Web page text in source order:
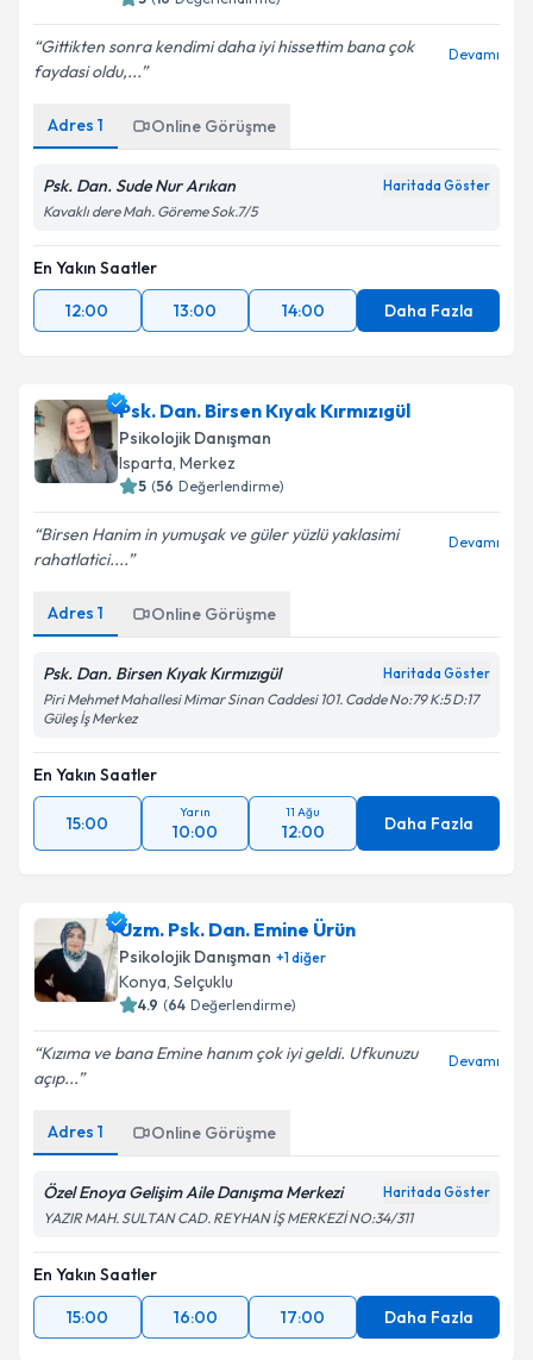
Gittikten sonra kendimi daha iyi hissettim bana çok
faydasi oldu,...
Devamı
Adres 1 Online Görüşme
Psk. Dan. Sude Nur Arıkan Haritada Göster
Kavaklı dere Mah. Göreme Sok.7/5
En Yakın Saatler
12:00
13:00 14:00 Daha Fazla
Psk. Dan. Birsen Kıyak Kırmızıgül
Psikolojik Danışman
Isparta, Merkez
5 (56 Değerlendirme)
Birsen Hanim in yumuşak ve güler yüzlü yaklasimi
rahatlatici....
Devamı
Adres 1 Online Görüşme
Psk. Dan. Birsen Kıyak Kırmızıgül Haritada Göster
Piri Mehmet Mahallesi Mimar Sinan Caddesi 101. Cadde No:79 K:5 D:17
Güleş İş Merkez
En Yakın Saatler
15:00
Yarın
10:00
11 Ağu
12:00 Daha Fazla
Uzm. Psk. Dan. Emine Ürün
Psikolojik Danışman +1diğer
Konya, Selçuklu
4.9 (64 Değerlendirme)
Kızıma ve bana Emine hanım çok iyi geldi. Ufkunuzu
açıp...
Devamı
Adres 1 Online Görüşme
Özel Enoya Gelişim Aile Danışma Merkezi Haritada Göster
YAZIR MAH. SULTAN CAD. REYHAN İŞ MERKEZİ NO:34/311
En Yakın Saatler
15:00
16:00 17:00 Daha Fazla